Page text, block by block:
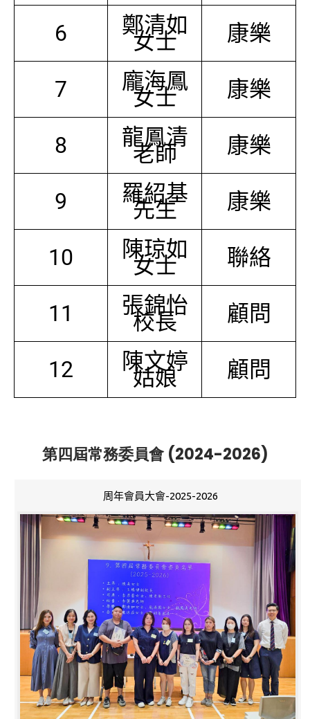
6 鄭清如
女士 康樂
7 龐海鳳
女士 康樂
8 龍鳳清
老師 康樂
9 羅紹基
先生 康樂
10 陳琼如
女士 聯絡
11 張錦怡
校長 顧問
12 陳文婷
姑娘 顧問
第四屆常務委員會 (2024-2026)
周年會員大會-2025-2026